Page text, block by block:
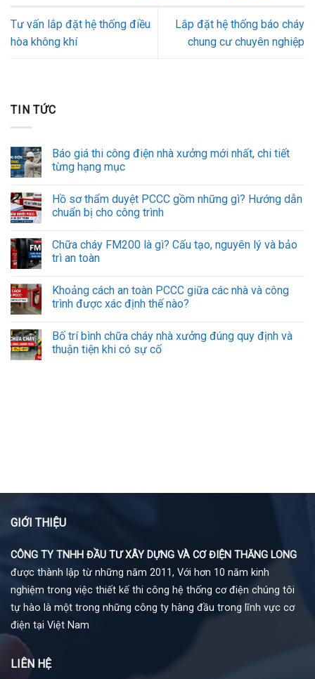
Tư vấn lắp đặt hệ thống điều
hòa không khí
Lắp đặt hệ thống báo cháy
chung cư chuyên nghiệp
TIN TỨC
Báo giá thi công điện nhà xưởng mới nhất, chi tiết
từng hạng mục
Hồ sơ thẩm duyệt PCCC gồm những gì? Hướng dẫn
chuẩn bị cho công trình
Chữa cháy FM200 là gì? Cấu tạo, nguyên lý và bảo
trì an toàn
Khoảng cách an toàn PCCC giữa các nhà và công
trình được xác định thế nào?
Bố trí bình chữa cháy nhà xưởng đúng quy định và
thuận tiện khi có sự cố
GIỚI THIỆU
CÔNG TY TNHH ĐẦU TƯ XÂY DỰNG VÀ CƠ ĐIỆN THĂNG LONG
được thành lập từ những năm 2011, Với hơn 10 năm kinh
nghiệm trong việc thiết kế thi công hệ thống cơ điện chúng tôi
tự hào là một trong những công ty hàng đầu trong lĩnh vực cơ
điện tại Việt Nam
LIÊN HỆ